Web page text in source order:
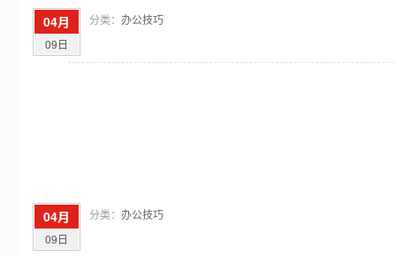
04月
09日
分类： 办公技巧
04月
09日
分类： 办公技巧